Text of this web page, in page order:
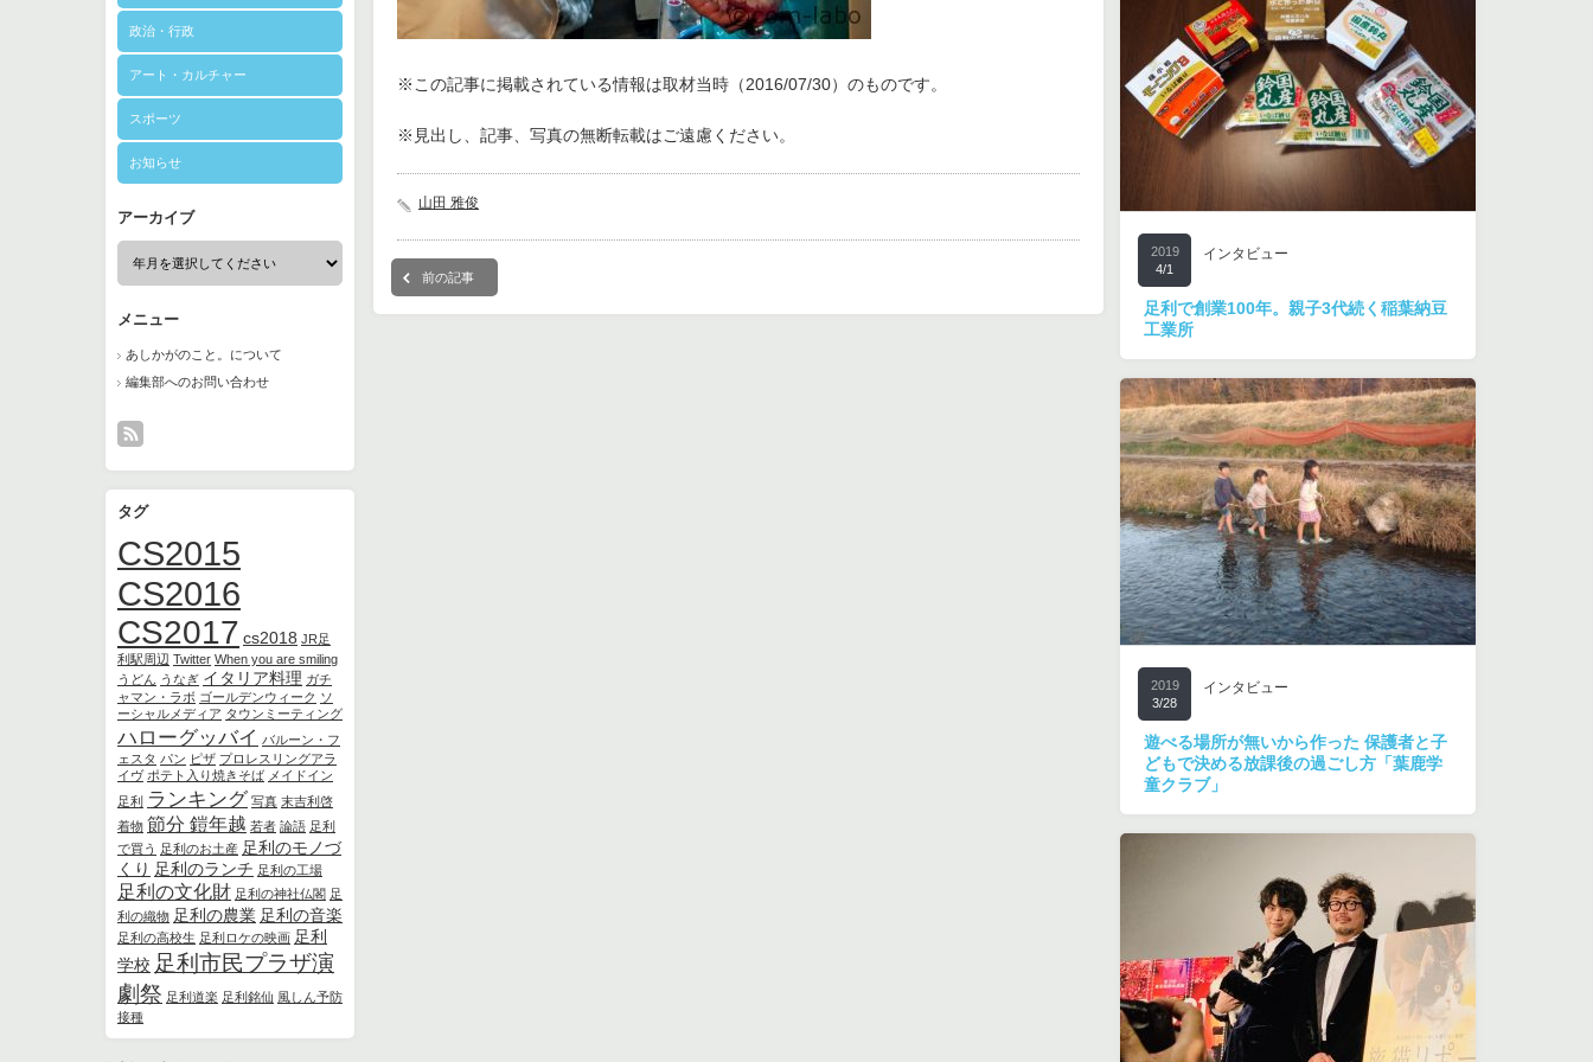
政治・行政
アート・カルチャー
スポーツ
お知らせ
アーカイブ
メニュー
あしかがのこと。について
編集部へのお問い合わせ
タグ
CS2015
CS2016
CS2017 cs2018 JR足
利駅周辺 Twitter When you are smiling
うどん うなぎ イタリア料理 ガチ
ャマン・ラボ ゴールデンウィーク ソ
ーシャルメディア タウンミーティング
ハローグッバイ バルーン・フ
ェスタ パン ピザ プロレスリングアラ
イヴ ポテト入り焼きそば メイドイン
足利 ランキング 写真 末吉利啓
着物 節分 鎧年越 若者 論語 足利
で買う 足利のお土産 足利のモノづ
くり 足利のランチ 足利の工場
足利の文化財 足利の神社仏閣 足
利の織物 足利の農業 足利の音楽
足利の高校生 足利ロケの映画 足利
学校 足利市民プラザ演
劇祭 足利道楽 足利銘仙 風しん予防
接種
※この記事に掲載されている情報は取材当時（2016/07/30）のものです。
※見出し、記事、写真の無断転載はご遠慮ください。
山田 雅俊
前の記事
2019
4/1
インタビュー
足利で創業100年。親子3代続く稲葉納豆
工業所
2019
3/28
インタビュー
遊べる場所が無いから作った 保護者と子
どもで決める放課後の過ごし方「葉鹿学
童クラブ」